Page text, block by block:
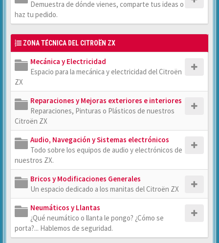
Demuestra de dónde vienes, comparte tus ideas o
haz tu pedido.
ZONA TÉCNICA DEL CITROËN ZX
Mecánica y Electricidad
Espacio para la mecánica y electricidad del Citroën
ZX
Reparaciones y Mejoras exteriores e interiores
Reparaciones, Pinturas o Plásticos de nuestros
Citroën ZX
Audio, Navegación y Sistemas electrónicos
Todo sobre los equipos de audio y electrónicos de
nuestros ZX.
Bricos y Modificaciones Generales
Un espacio dedicado a los manitas del Citroën ZX
Neumáticos y Llantas
¿Qué neumático o llanta le pongo? ¿Cómo se
porta?... Hablemos de seguridad.